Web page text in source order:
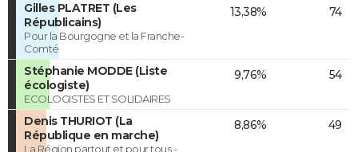
Gilles PLATRET (Les
Républicains)
Pour la Bourgogne et la Franche-
Comté
13,38% 74
Stéphanie MODDE (Liste
écologiste)
ECOLOGISTES ET SOLIDAIRES
9,76% 54
Denis THURIOT (La
République en marche)
La Région partout et pour tous -
8,86% 49